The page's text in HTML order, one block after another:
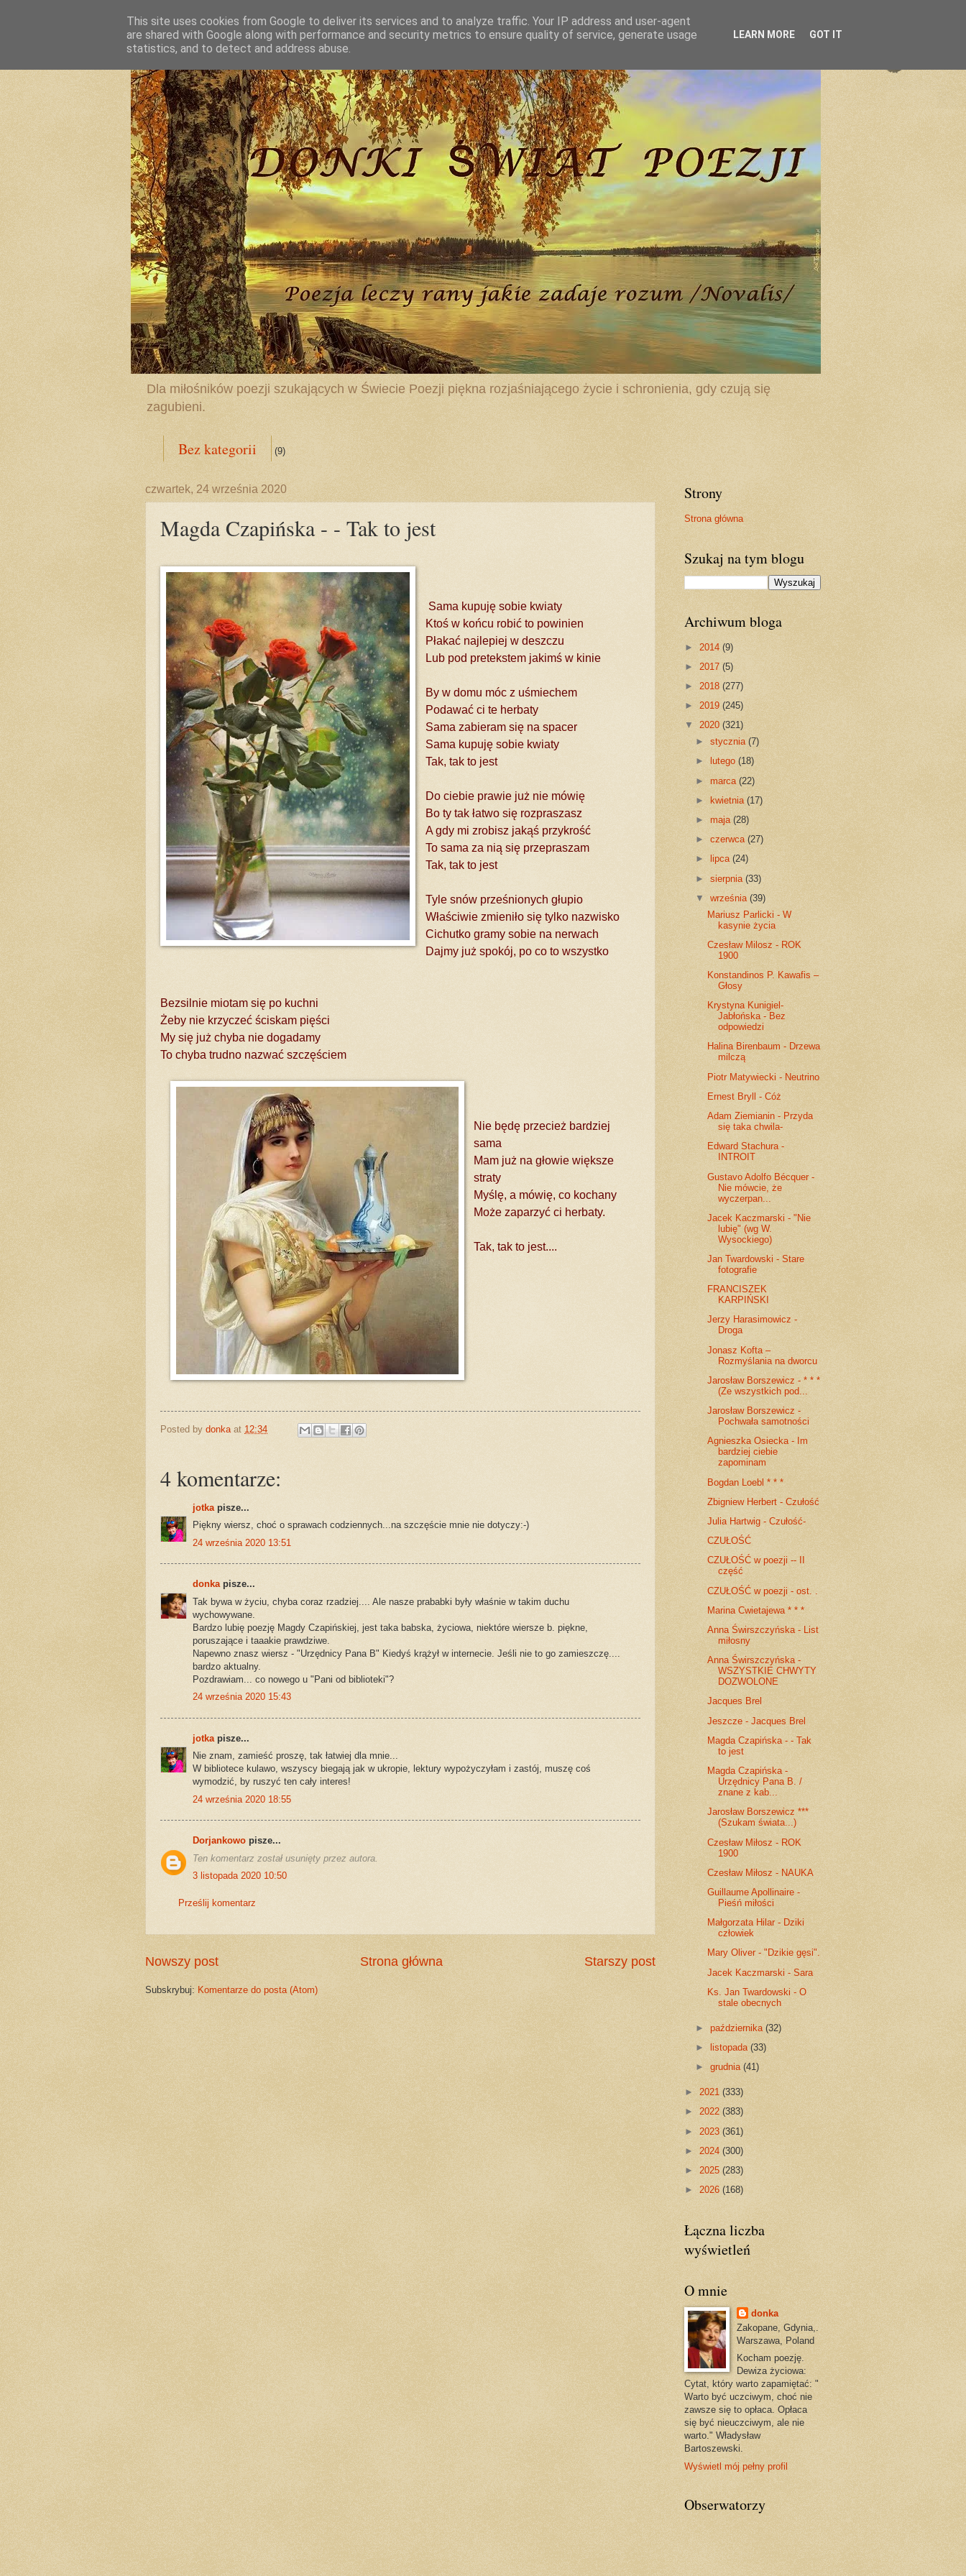
Dla miłośników poezji szukających w Świecie Poezji piękna rozjaśniającego życie i schronienia, gdy czują się
zagubieni.
Bez kategorii (9)
czwartek, 24 września 2020
Magda Czapińska - - Tak to jest
Sama kupuję sobie kwiaty
Ktoś w końcu robić to powinien
Płakać najlepiej w deszczu
Lub pod pretekstem jakimś w kinie
By w domu móc z uśmiechem
Podawać ci te herbaty
Sama zabieram się na spacer
Sama kupuję sobie kwiaty
Tak, tak to jest
Do ciebie prawie już nie mówię
Bo ty tak łatwo się rozpraszasz
A gdy mi zrobisz jakąś przykrość
To sama za nią się przepraszam
Tak, tak to jest
Tyle snów prześnionych głupio
Właściwie zmieniło się tylko nazwisko
Cichutko gramy sobie na nerwach
Dajmy już spokój, po co to wszystko
Bezsilnie miotam się po kuchni
Żeby nie krzyczeć ściskam pięści
My się już chyba nie dogadamy
To chyba trudno nazwać szczęściem
Nie będę przecież bardziej
sama
Mam już na głowie większe
straty
Myślę, a mówię, co kochany
Może zaparzyć ci herbaty.
Tak, tak to jest....
Posted by donka at 12:34
4 komentarze:
jotka pisze...
Piękny wiersz, choć o sprawach codziennych...na szczęście mnie nie dotyczy:-)
24 września 2020 13:51
donkapisze...
Tak bywa w życiu, chyba coraz rzadziej.... Ale nasze prababki były właśnie w takim duchu
wychowywane.
Bardzo lubię poezję Magdy Czapińskiej, jest taka babska, życiowa, niektóre wiersze b. piękne,
poruszające i taaakie prawdziwe.
Napewno znasz wiersz - "Urzędnicy Pana B" Kiedyś krążył w internecie. Jeśli nie to go zamieszczę....
bardzo aktualny.
Pozdrawiam... co nowego u "Pani od biblioteki"?
24 września 2020 15:43
jotka pisze...
Nie znam, zamieść proszę, tak łatwiej dla mnie...
W bibliotece kulawo, wszyscy biegają jak w ukropie, lektury wypożyczyłam i zastój, muszę coś
wymodzić, by ruszyć ten cały interes!
24 września 2020 18:55
Dorjankowo pisze...
Ten komentarz został usunięty przez autora.
3 listopada 2020 10:50
Prześlij komentarz
Nowszy post Starszy post
Strona główna
Subskrybuj: Komentarze do posta (Atom)
Strony
Strona główna
Szukaj na tym blogu
Archiwum bloga
► 2014 (9)
► 2017 (5)
► 2018 (277)
► 2019 (245)
▼ 2020 (321)
►stycznia(7)
►
lutego(18)
►marca(22)
►
kwietnia(17)
► maja(28)
►czerwca(27)
►
lipca(24)
►sierpnia(33)
▼września(39)
Mariusz Parlicki - W
kasynie życia
Czesław Milosz - ROK
1900
Konstandinos P. Kawafis –
Głosy
Krystyna Kunigiel-
Jabłońska - Bez
odpowiedzi
Halina Birenbaum - Drzewa
milczą
Piotr Matywiecki - Neutrino
Ernest Bryll - Cóż
Adam Ziemianin - Przyda
się taka chwila-
Edward Stachura -
INTROIT
Gustavo Adolfo Bécquer -
Nie mówcie, że
wyczerpan...
Jacek Kaczmarski - "Nie
lubię" (wg W.
Wysockiego)
Jan Twardowski - Stare
fotografie
FRANCISZEK
KARPIŃSKI
Jerzy Harasimowicz -
Droga
Jonasz Kofta –
Rozmyślania na dworcu
Jarosław Borszewicz - * * *
(Ze wszystkich pod...
Jarosław Borszewicz -
Pochwała samotności
Agnieszka Osiecka - Im
bardziej ciebie
zapominam
Bogdan Loebl * * *
Zbigniew Herbert - Czułość
Julia Hartwig - Czułość-
CZUŁOŚĆ
CZUŁOŚĆ w poezji -- II
część
CZUŁOŚĆ w poezji - ost. .
Marina Cwietajewa * * *
Anna Świrszczyńska - List
miłosny
Anna Świrszczyńska -
WSZYSTKIE CHWYTY
DOZWOLONE
Jacques Brel
Jeszcze - Jacques Brel
Magda Czapińska - - Tak
to jest
Magda Czapińska -
Urzędnicy Pana B. /
znane z kab...
Jarosław Borszewicz ***
(Szukam świata...)
Czesław Miłosz - ROK
1900
Czesław Miłosz - NAUKA
Guillaume Apollinaire -
Pieśń miłości
Małgorzata Hilar - Dziki
człowiek
Mary Oliver - "Dzikie gęsi".
Jacek Kaczmarski - Sara
Ks. Jan Twardowski - O
stale obecnych
►października(32)
►
listopada(33)
►grudnia(41)
► 2021 (333)
► 2022 (383)
► 2023 (361)
► 2024 (300)
► 2025 (283)
► 2026 (168)
Łączna liczba
wyświetleń
O mnie
donka
Zakopane, Gdynia,.
Warszawa, Poland
Kocham poezję.
Dewiza życiowa:
Cytat, który warto zapamiętać: "
Warto być uczciwym, choć nie
zawsze się to opłaca. Opłaca
się być nieuczciwym, ale nie
warto." Władysław
Bartoszewski.
Wyświetl mój pełny profil
Obserwatorzy
This site uses cookies from Google to deliver its services and to analyze traffic. Your IP address and user-agent
are shared with Google along with performance and security metrics to ensure quality of service, generate usage
statistics, and to detect and address abuse.
LEARN MORE GOT IT